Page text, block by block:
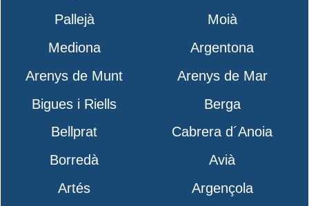
Pallejà
Moià
Mediona
Argentona
Arenys de Munt
Arenys de Mar
Bigues i Riells
Berga
Bellprat
Cabrera d´Anoia
Borredà
Avià
Artés
Argençola